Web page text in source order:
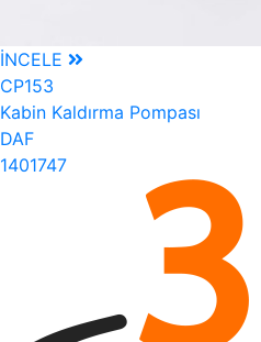
İNCELE
CP153
Kabin Kaldırma Pompası
DAF
1401747